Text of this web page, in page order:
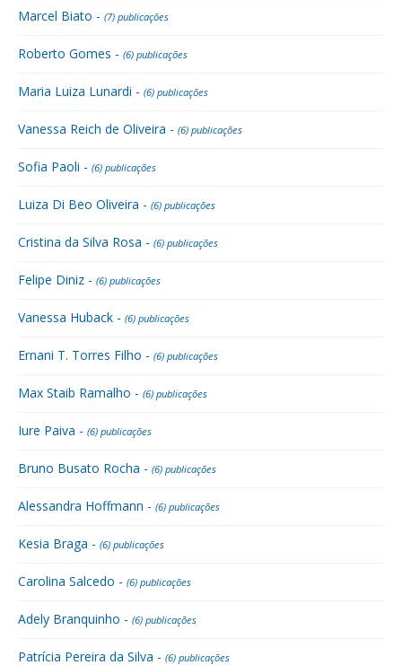
Marcel Biato - (7) publicações
Roberto Gomes - (6) publicações
Maria Luiza Lunardi - (6) publicações
Vanessa Reich de Oliveira - (6) publicações
Sofia Paoli - (6) publicações
Luiza Di Beo Oliveira - (6) publicações
Cristina da Silva Rosa - (6) publicações
Felipe Diniz - (6) publicações
Vanessa Huback - (6) publicações
Ernani T. Torres Filho - (6) publicações
Max Staib Ramalho - (6) publicações
Iure Paiva - (6) publicações
Bruno Busato Rocha - (6) publicações
Alessandra Hoffmann - (6) publicações
Kesia Braga - (6) publicações
Carolina Salcedo - (6) publicações
Adely Branquinho - (6) publicações
Patrícia Pereira da Silva - (6) publicações